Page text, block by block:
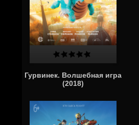
Гурвинек. Волшебная игра
(2018)